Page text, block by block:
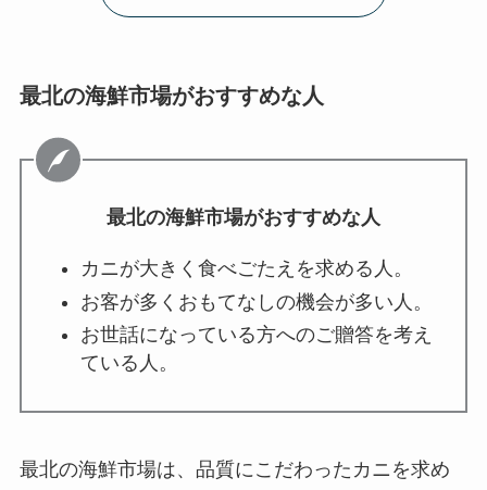
最北の海鮮市場がおすすめな人
最北の海鮮市場がおすすめな人
カニが大きく食べごたえを求める人。
お客が多くおもてなしの機会が多い人。
お世話になっている方へのご贈答を考え
ている人。
最北の海鮮市場は、品質にこだわったカニを求め